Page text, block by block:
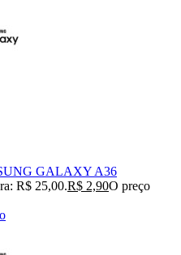
GALAXY A36
R$ 25,00.R$ 2,90O preço